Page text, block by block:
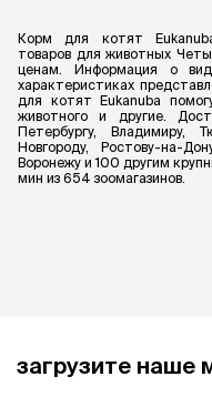
Корм для котят
товаров для животных
ценам. Информация о
характеристиках
для котят Eukanuba
животного и другие.
Петербургу, Владимиру,
Новгороду, Ростову-на-
Воронежу и 100 другим
мин из 654 зоомагазинов.
загрузите наше